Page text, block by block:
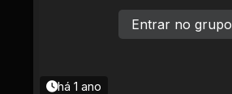
há 1 ano
Entrar no grupo